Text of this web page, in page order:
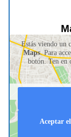
Estás viendo un
Maps. Para
botón. Ten en
Aceptar